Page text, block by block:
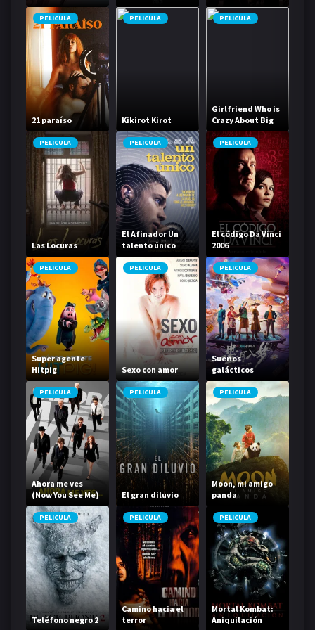
1
PELICULA
21 paraíso
PELICULA
Kikirot Kirot
PELICULA
Girlfriend Who is
Crazy About Big
Things
PELICULA
Las Locuras
PELICULA
El Afinador Un
talento único
PELICULA
El código Da Vinci
2006
PELICULA
Super agente
Hitpig
PELICULA
Sexo con amor
PELICULA
Sueños
galácticos
PELICULA
Ahora me ves
(Now You See Me)
PELICULA
El gran diluvio
PELICULA
Moon, mi amigo
panda
PELICULA
Teléfono negro 2
PELICULA
Camino hacia el
terror
PELICULA
Mortal Kombat:
Aniquilación